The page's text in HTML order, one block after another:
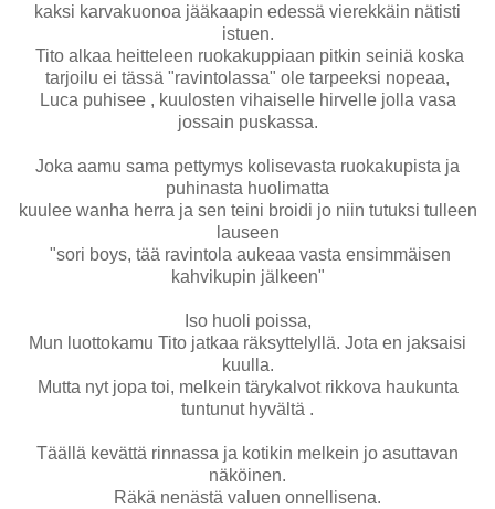
kaksi karvakuonoa jääkaapin edessä vierekkäin nätisti
istuen.
Tito alkaa heitteleen ruokakuppiaan pitkin seiniä koska
tarjoilu ei tässä "ravintolassa" ole tarpeeksi nopeaa,
Luca puhisee , kuulosten vihaiselle hirvelle jolla vasa
jossain puskassa.
Joka aamu sama pettymys kolisevasta ruokakupista ja
puhinasta huolimatta
kuulee wanha herra ja sen teini broidi jo niin tutuksi tulleen
lauseen
"sori boys, tää ravintola aukeaa vasta ensimmäisen
kahvikupin jälkeen"
Iso huoli poissa,
Mun luottokamu Tito jatkaa räksyttelyllä. Jota en jaksaisi
kuulla.
Mutta nyt jopa toi, melkein tärykalvot rikkova haukunta
tuntunut hyvältä .
Täällä kevättä rinnassa ja kotikin melkein jo asuttavan
näköinen.
Räkä nenästä valuen onnellisena.